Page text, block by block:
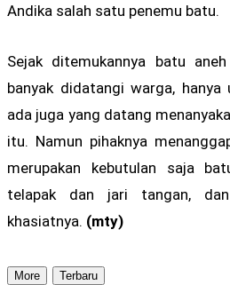
Andika salah satu penemu batu.
Sejak ditemukannya batu
banyak didatangi warga,
ada juga yang datang
itu. Namun pihaknya
merupakan kebutulan saja
telapak dan jari tangan,
khasiatnya. (mty)
More Terbaru